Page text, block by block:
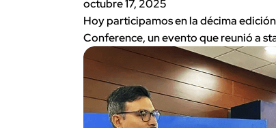
octubre 17, 2025
Hoy participamos en la décima
Conference, un evento que reunió a